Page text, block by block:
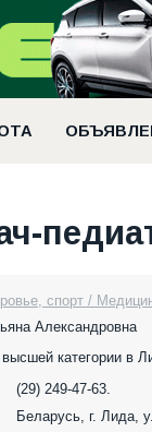
спорт /
Александровна
категории в
(29) 249-47-63.
Беларусь, г. Лида,